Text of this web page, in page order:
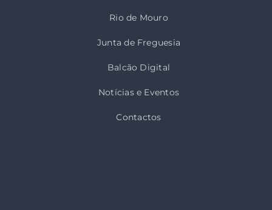
Rio de Mouro
Junta de Freguesia
Balcão Digital
Notícias e Eventos
Contactos